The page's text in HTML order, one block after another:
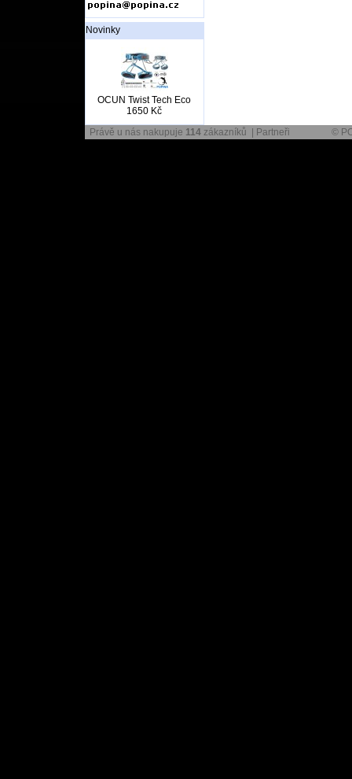
Novinky
OCUN Twist Tech Eco
1650 Kč
Právě u nás nakupuje 114zákazníků | Partneři ©